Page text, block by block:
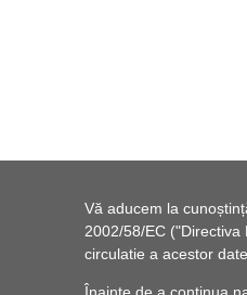
Vă aducem la
2002/58/EC
circulatie a acestor